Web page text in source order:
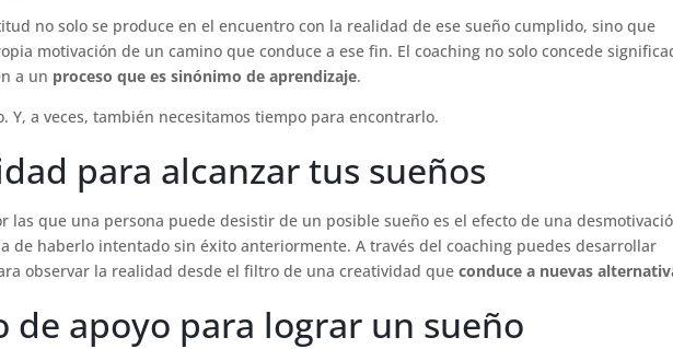
no solo se produce en el encuentro con la realidad de ese sueño cumplido, sino que
motivación de un camino que conduce a ese fin. El coaching no solo concede
a un proceso que es sinónimo de aprendizaje.
Y, a veces, también necesitamos tiempo para encontrarlo.
para alcanzar tus sueños
las que una persona puede desistir de un posible sueño es el efecto de una
de haberlo intentado sin éxito anteriormente. A través del coaching puedes desarrollar
observar la realidad desde el filtro de una creatividad queconduce a nuevas
de apoyo para lograr un sueño